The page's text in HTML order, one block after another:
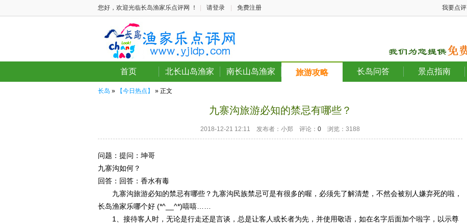
您好，欢迎光临长岛渔家乐点评网 ！ 请登录 免费注册 我要点评
首页 北长山岛渔家 南长山岛渔家 旅游攻略 长岛问答 景点指南
长岛 » 【今日热点】 » 正文
九寨沟旅游必知的禁忌有哪些？
2018-12-21 12:11 发布者：小郑 评论： 0 浏览：3188
问题： 提问：坤哥
九寨沟如何？
回答： 回答：香水有毒
九寨沟旅游必知的禁忌有哪些？九寨沟民族禁忌可是有很多的喔，必须先了解清楚，不然会被别人嫌弃死的啦，
长岛渔家乐哪个好 (*^__^*)嘻嘻……
1、接待客人时，无论是行走还是言谈，总是让客人或长者为先，并使用敬语，如在名字后面加个啦字，以示尊